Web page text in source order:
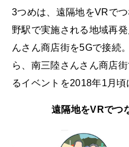
3つめは、遠隔地をVRで
野駅で実施される地域再
んさん商店街を5Gで接続
ら、南三陸さんさん商店
るイベントを2018年1月頃
遠隔地をVRでつ